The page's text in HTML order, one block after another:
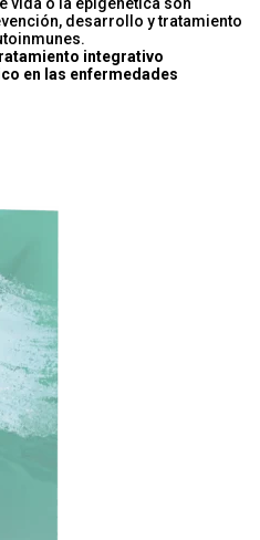
desarrollo y tratamiento
integrativo
en las enfermedades